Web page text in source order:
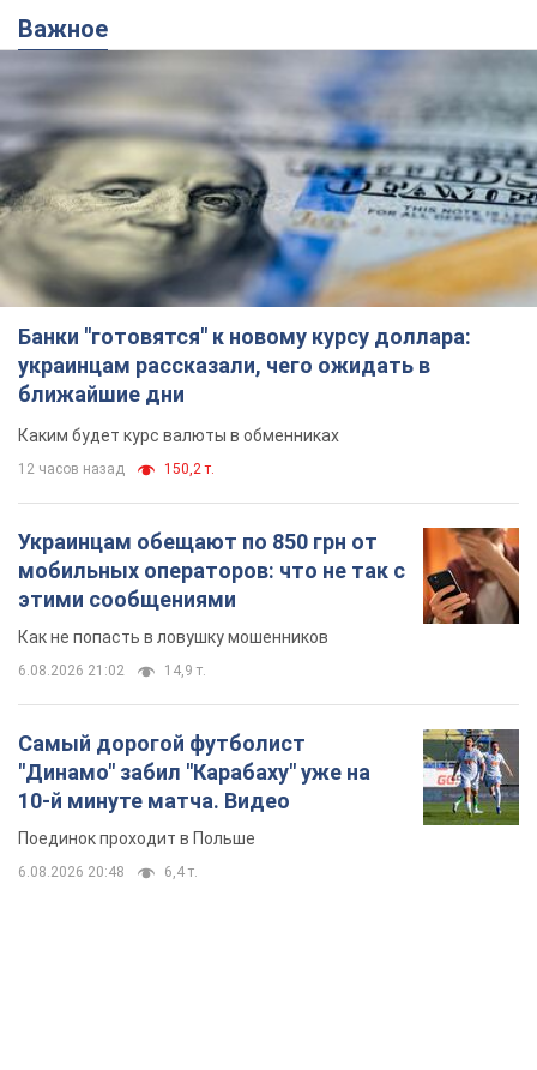
Важное
Банки "готовятся" к новому курсу доллара:
украинцам рассказали, чего ожидать в
ближайшие дни
Каким будет курс валюты в обменниках
12 часов назад 150,2 т.
Украинцам обещают по 850 грн от
мобильных операторов: что не так с
этими сообщениями
Как не попасть в ловушку мошенников
6.08.2026 21:02 14,9 т.
Самый дорогой футболист
"Динамо" забил "Карабаху" уже на
10-й минуте матча. Видео
Поединок проходит в Польше
6.08.2026 20:48 6,4 т.